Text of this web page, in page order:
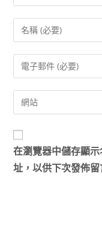
在瀏覽器中儲存顯
址，以供下次發佈留